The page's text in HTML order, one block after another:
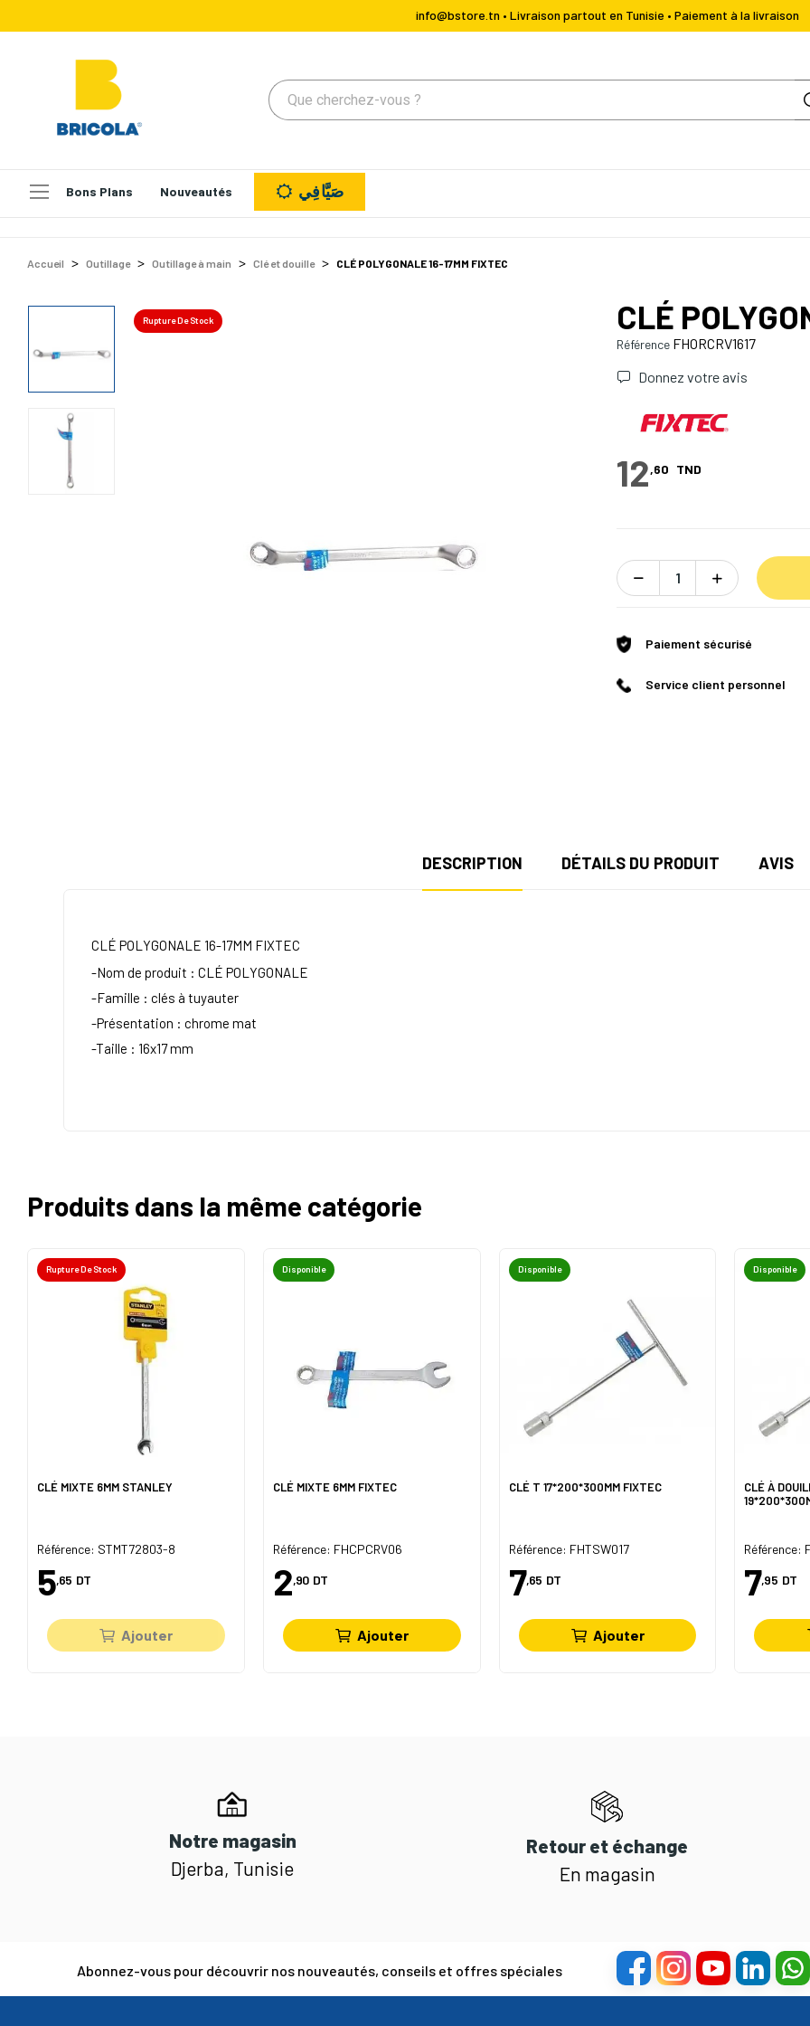
info@bstore.tn • Livraison partout en Tunisie • Paiement à la livraison
Bons Plans Nouveautés صَيَّافِي
Accueil Outillage Outillage à main Clé et douille CLÉ POLYGONALE 16-17MM FIXTEC
Rupture De Stock CLÉ
Référence FHORCRV1617
Donnez votre avis
12,60 TND
Paiement sécurisé
Service client personnel
DESCRIPTION DÉTAILS DU PRODUIT AVIS
CLÉ POLYGONALE 16-17MM FIXTEC
-Nom de produit : CLÉ POLYGONALE
-Famille : clés à tuyauter
-Présentation : chrome mat
-Taille : 16x17 mm
Produits dans la même catégorie
Rupture De Stock
CLÉ MIXTE 6MM STANLEY
Référence: STMT72803-8
5,65 DT
Ajouter
Disponible
CLÉ MIXTE 6MM FIXTEC
Référence: FHCPCRV06
2,90 DT
Ajouter
Disponible
CLÉ T 17*200*300MM FIXTEC
Référence: FHTSW017
7,65 DT
Ajouter
Disponible
CLÉ À
Référence:
7,95 DT
Notre magasin
Djerba, Tunisie
Retour et échange
En magasin
Abonnez-vous pour découvrir nos nouveautés, conseils et offres spéciales